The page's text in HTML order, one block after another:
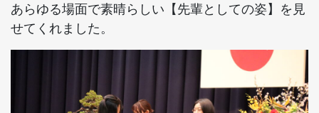
あらゆる場面で素晴らしい【先輩としての姿】を見
せてくれました。